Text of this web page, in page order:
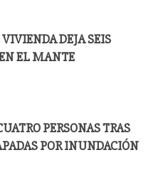
DEJA SEIS
EL MANTE
PERSONAS TRAS
POR INUNDACIÓN